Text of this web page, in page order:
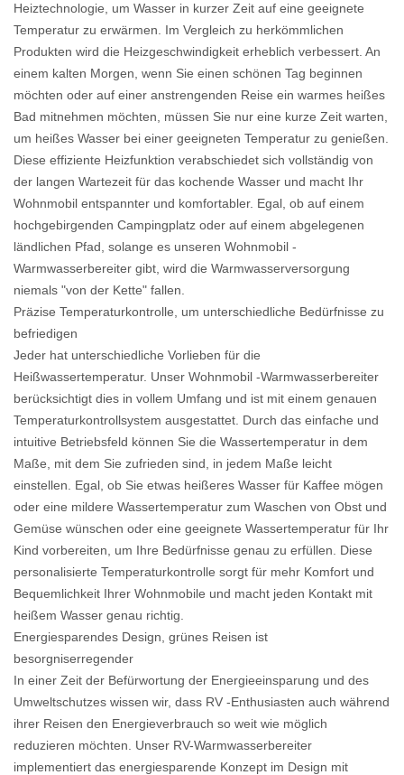
Heiztechnologie, um Wasser in kurzer Zeit auf eine geeignete
Temperatur zu erwärmen. Im Vergleich zu herkömmlichen
Produkten wird die Heizgeschwindigkeit erheblich verbessert. An
einem kalten Morgen, wenn Sie einen schönen Tag beginnen
möchten oder auf einer anstrengenden Reise ein warmes heißes
Bad mitnehmen möchten, müssen Sie nur eine kurze Zeit warten,
um heißes Wasser bei einer geeigneten Temperatur zu genießen.
Diese effiziente Heizfunktion verabschiedet sich vollständig von
der langen Wartezeit für das kochende Wasser und macht Ihr
Wohnmobil entspannter und komfortabler. Egal, ob auf einem
hochgebirgenden Campingplatz oder auf einem abgelegenen
ländlichen Pfad, solange es unseren Wohnmobil -
Warmwasserbereiter gibt, wird die Warmwasserversorgung
niemals "von der Kette" fallen.
Präzise Temperaturkontrolle, um unterschiedliche Bedürfnisse zu
befriedigen
Jeder hat unterschiedliche Vorlieben für die
Heißwassertemperatur. Unser Wohnmobil -Warmwasserbereiter
berücksichtigt dies in vollem Umfang und ist mit einem genauen
Temperaturkontrollsystem ausgestattet. Durch das einfache und
intuitive Betriebsfeld können Sie die Wassertemperatur in dem
Maße, mit dem Sie zufrieden sind, in jedem Maße leicht
einstellen. Egal, ob Sie etwas heißeres Wasser für Kaffee mögen
oder eine mildere Wassertemperatur zum Waschen von Obst und
Gemüse wünschen oder eine geeignete Wassertemperatur für Ihr
Kind vorbereiten, um Ihre Bedürfnisse genau zu erfüllen. Diese
personalisierte Temperaturkontrolle sorgt für mehr Komfort und
Bequemlichkeit Ihrer Wohnmobile und macht jeden Kontakt mit
heißem Wasser genau richtig.
Energiesparendes Design, grünes Reisen ist
besorgniserregender
In einer Zeit der Befürwortung der Energieeinsparung und des
Umweltschutzes wissen wir, dass RV -Enthusiasten auch während
ihrer Reisen den Energieverbrauch so weit wie möglich
reduzieren möchten. Unser RV-Warmwasserbereiter
implementiert das energiesparende Konzept im Design mit